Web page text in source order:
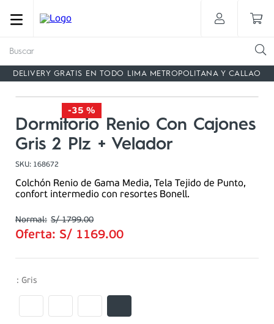
DELIVERY GRATIS EN TODO LIMA METROPOLITANA Y CALLAO
-35 %
Dormitorio Renio Con Cajones
Gris 2 Plz + Velador
SKU: 168672
Colchón Renio de Gama Media, Tela Tejido de Punto,
confort intermedio con resortes Bonell.
S/ 1799.00
Oferta: S/ 1169.00
: Gris